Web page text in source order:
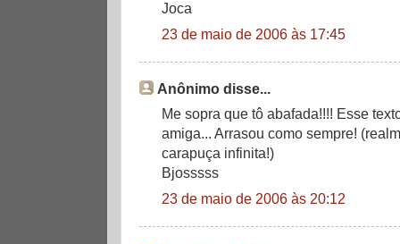
Joca
23 de maio de 2006 às 17:45
Anônimo disse...
Me sopra que tô abafada!!!! Esse
amiga... Arrasou como sempre!
carapuça infinita!)
Bjosssss
23 de maio de 2006 às 20:12